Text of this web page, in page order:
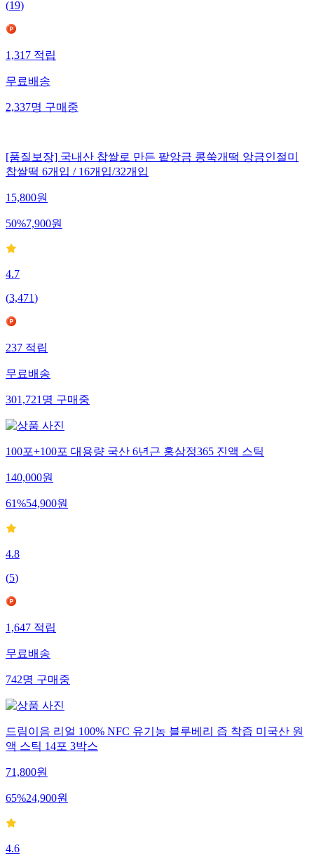
(19)
1,317적립
무료배송
2,337명구매중
[품질보장] 국내산 찹쌀로 만든 팥앙금 콩쑥개떡 앙금인절미
찹쌀떡 6개입 / 16개입/32개입
15,800원
50%7,900원
4.7
(3,471)
237적립
무료배송
301,721명구매중
100포+100포 대용량 국산 6년근 홍삼정365 진액 스틱
140,000원
61%54,900원
4.8
(5)
1,647적립
무료배송
742명구매중
드림이음 리얼 100% NFC 유기농 블루베리 즙 착즙 미국산 원
액 스틱 14포 3박스
71,800원
65%24,900원
4.6